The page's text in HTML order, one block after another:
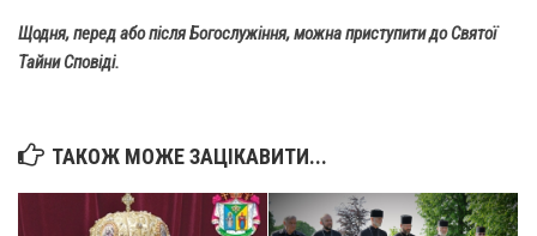
Матері Божої Неустанної Помочі (м. Охтирка)
Монастирі
Свято-Івано-Павлівський монастир сестер Згромадження
Монастир сестер милосердя Св. Вінкентія. Дім Милосердя
Щодня, перед або після Богослужіння, можна приступити до Святої
Тайни Сповіді.
ТАКОЖ МОЖЕ ЗАЦІКАВИТИ...